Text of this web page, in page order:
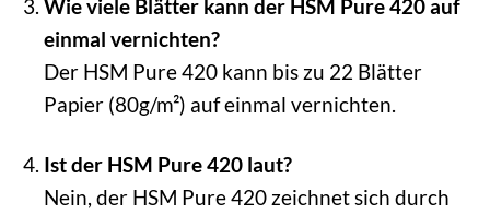
Wie viele Blätter kann der HSM Pure 420 auf
einmal vernichten?
Der HSM Pure 420 kann bis zu 22 Blätter
Papier (80g/m²) auf einmal vernichten.
Ist der HSM Pure 420 laut?
Nein, der HSM Pure 420 zeichnet sich durch